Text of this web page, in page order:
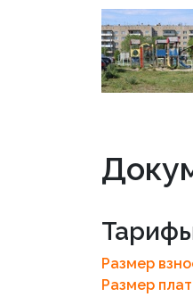
Размер
Размер